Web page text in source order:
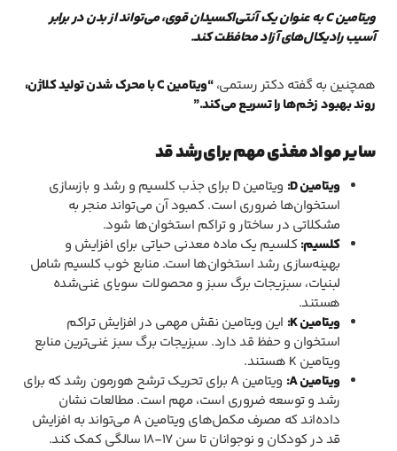
ویتامین C به عنوان یک آنتی‌اکسیدان قوی، می‌تواند از بدن در برابر
آسیب رادیکال‌های آزاد محافظت کند.
همچنین به گفته دکتر رستمی،
“ویتامین C با محرک شدن تولید کلاژن،
روند بهبود زخم‌ها را تسریع می‌کند.”
سایر مواد مغذی مهم برای رشد قد
ویتامین D:
ویتامین D برای جذب کلسیم و رشد و بازسازی
استخوان‌ها ضروری است. کمبود آن می‌تواند منجر به
مشکلاتی در ساختار و تراکم استخوان‌ها شود.
کلسیم:کلسیم یک ماده معدنی حیاتی برای افزایش و
بهینه‌سازی رشد استخوان‌ها است. منابع خوب کلسیم شامل
لبنیات، سبزیجات برگ سبز و محصولات سویای غنی‌شده
هستند.
ویتامین K:
این ویتامین نقش مهمی در افزایش تراکم
استخوان و حفظ قد دارد. سبزیجات برگ سبز غنی‌ترین منابع
ویتامین K هستند.
ویتامین A:
ویتامین A برای تحریک ترشح هورمون رشد که برای
رشد و توسعه ضروری است، مهم است. مطالعات نشان
داده‌اند که مصرف مکمل‌های ویتامین A می‌تواند به افزایش
قد در کودکان و نوجوانان تا سن 17-18 سالگی کمک کند.